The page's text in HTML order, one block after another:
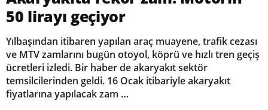
50 lirayı geçiyor
Yılbaşından itibaren yapılan araç muayene, trafik cezası
ve MTV zamlarını bugün otoyol, köprü ve hızlı tren geçiş
ücretleri izledi. Bir haber de akaryakıt sektör
temsilcilerinden geldi. 16 Ocak itibariyle akaryakıt
fiyatlarına yapılacak zam …